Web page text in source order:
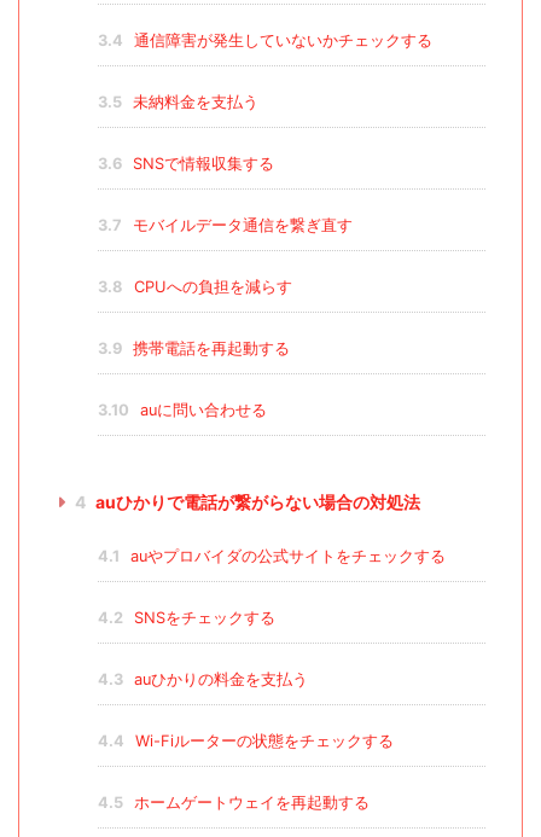
3.4 通信障害が発生していないかチェックする
3.5 未納料金を支払う
3.6 SNSで情報収集する
3.7 モバイルデータ通信を繋ぎ直す
3.8 CPUへの負担を減らす
3.9 携帯電話を再起動する
3.10 auに問い合わせる
4 auひかりで電話が繋がらない場合の対処法
4.1 auやプロバイダの公式サイトをチェックする
4.2 SNSをチェックする
4.3 auひかりの料金を支払う
4.4 Wi-Fiルーターの状態をチェックする
4.5 ホームゲートウェイを再起動する